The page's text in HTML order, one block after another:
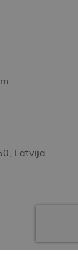
Latvija